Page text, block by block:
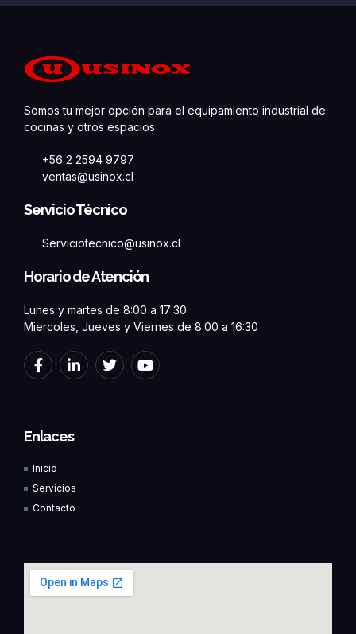
Somos tu mejor opción para el equipamiento industrial de
cocinas y otros espacios
+56 2 2594 9797
ventas@usinox.cl
Servicio Técnico
Serviciotecnico@usinox.cl
Horario de Atención
Lunes y martes de 8:00 a 17:30
Miercoles, Jueves y Viernes de 8:00 a 16:30
F
a
o
o
-
f
L
i
i
i
T
w
Y
o
Enlaces
Inicio
Servicios
Contacto